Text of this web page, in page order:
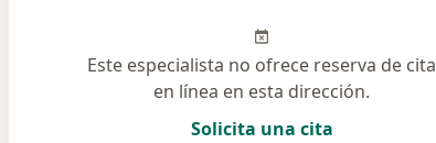
Este especialista no ofrece reserva de cita
en línea en esta dirección.
Solicita una cita